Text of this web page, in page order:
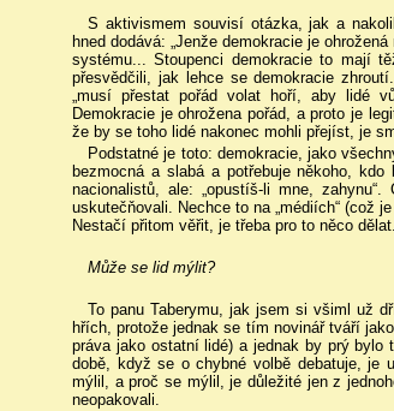
S aktivismem souvisí otázka, jak a
hned dodává: „Jenže demokracie je
systému... Stoupenci demokracie to mají
přesvědčili, jak lehce se demokracie
„musí přestat pořád volat hoří, aby lidé
Demokracie je ohrožena pořád, a proto je
že by se toho lidé nakonec mohli přejíst, je
Podstatné je toto: demokracie, jako
bezmocná a slabá a potřebuje někoho,
nacionalistů, ale: „opustíš-li mne,
uskutečňovali. Nechce to na „médiích“ (což
Nestačí přitom věřit, je třeba pro to něco
Může se lid mýlit?
To panu Taberymu, jak jsem si všiml už
hřích, protože jednak se tím novinář tváří
práva jako ostatní lidé) a jednak by prý
době, když se o chybné volbě debatuje,
mýlil, a proč se mýlil, je důležité jen z
neopakovali.